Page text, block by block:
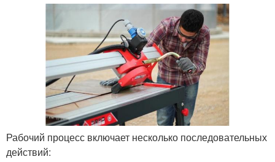
Рабочий процесс включает несколько последовательных
действий: